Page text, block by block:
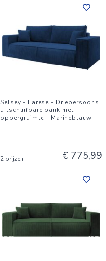
Selsey - Farese - Driepersoons
uitschuifbare bank met
opbergruimte - Marineblauw
2 prijzen € 775,99